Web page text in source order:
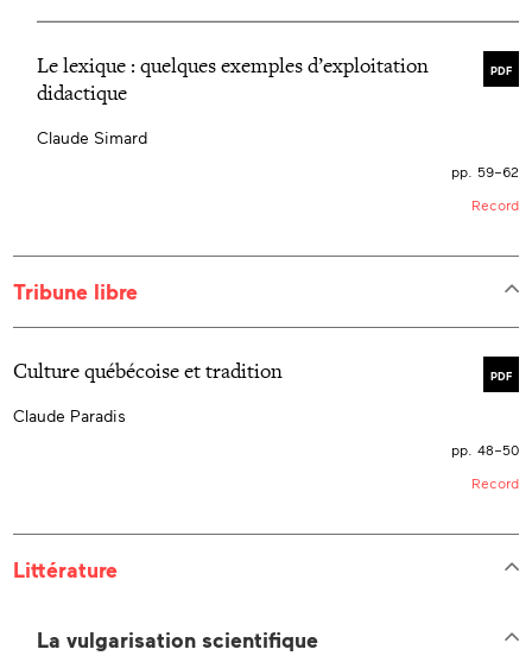
PDF
Le lexique : quelques exemples d’exploitation
didactique
Claude Simard
pp. 59–62
Record
Tribune libre
PDF
Culture québécoise et tradition
Claude Paradis
pp. 48–50
Record
Littérature
La vulgarisation scientifique